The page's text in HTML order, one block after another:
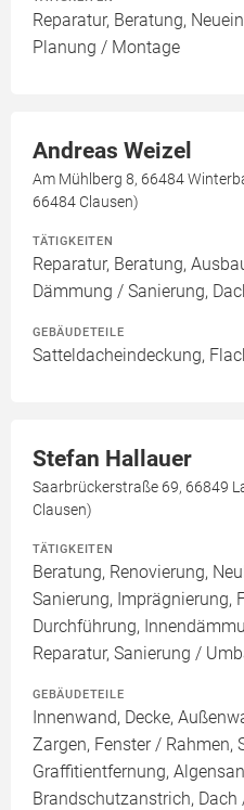
Reparatur, Beratung,
Planung / Montage
Andreas Weizel
Am Mühlberg 8, 66484
66484 Clausen)
TÄTIGKEITEN
Reparatur, Beratung,
Dämmung / Sanierung,
GEBÄUDETEILE
Satteldacheindeckung,
Stefan Hallauer
Saarbrückerstraße 69, 66849
Clausen)
TÄTIGKEITEN
Beratung, Renovierung,
Sanierung, Imprägnierung,
Durchführung,
Reparatur, Sanierung /
GEBÄUDETEILE
Innenwand, Decke,
Zargen, Fenster / Rahmen,
Graffitientfernung,
Brandschutzanstrich,